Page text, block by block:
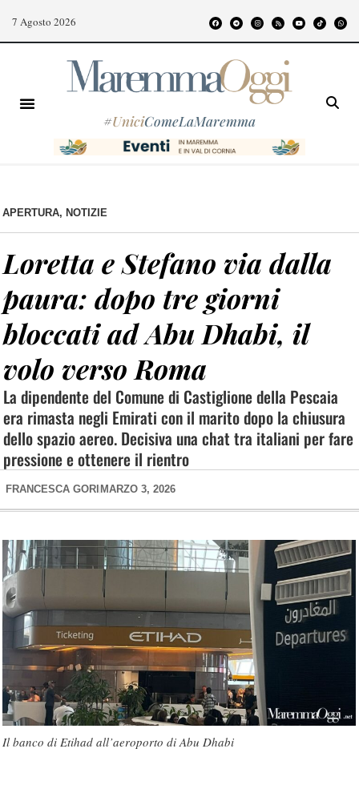
7 Agosto 2026
#UniciComeLaMaremma
APERTURA, NOTIZIE
Loretta e Stefano via dalla
paura: dopo tre giorni
bloccati ad Abu Dhabi, il
volo verso Roma
La dipendente del Comune di Castiglione della Pescaia
era rimasta negli Emirati con il marito dopo la chiusura
dello spazio aereo. Decisiva una chat tra italiani per fare
pressione e ottenere il rientro
FRANCESCA GORI MARZO 3, 2026
Il banco di Etihad all’aeroporto di Abu Dhabi